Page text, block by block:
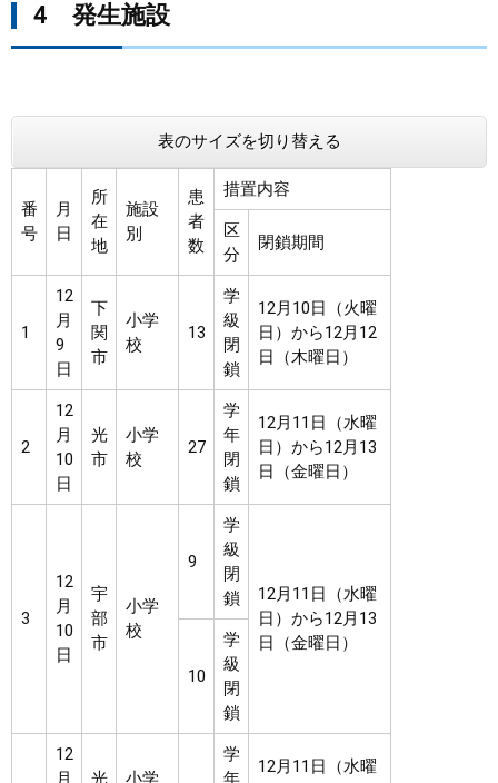
4 発生施設
表のサイズを切り替える
番
号
月
日
所
在
地
施設
別
患
者
数
措置内容
区
分
閉鎖期間
1
12
月
9
日
下
関
市
小学
校
13
学
級
閉
鎖
12月10日（火曜
日）から12月12
日（木曜日）
2
12
月
10
日
光
市
小学
校
27
学
年
閉
鎖
12月11日（水曜
日）から12月13
日（金曜日）
3
12
月
10
日
宇
部
市
小学
校
9
学
級
閉
鎖
12月11日（水曜
日）から12月13
日（金曜日）
10
学
級
閉
鎖
12
月
光 小学
学
年
12月11日（水曜